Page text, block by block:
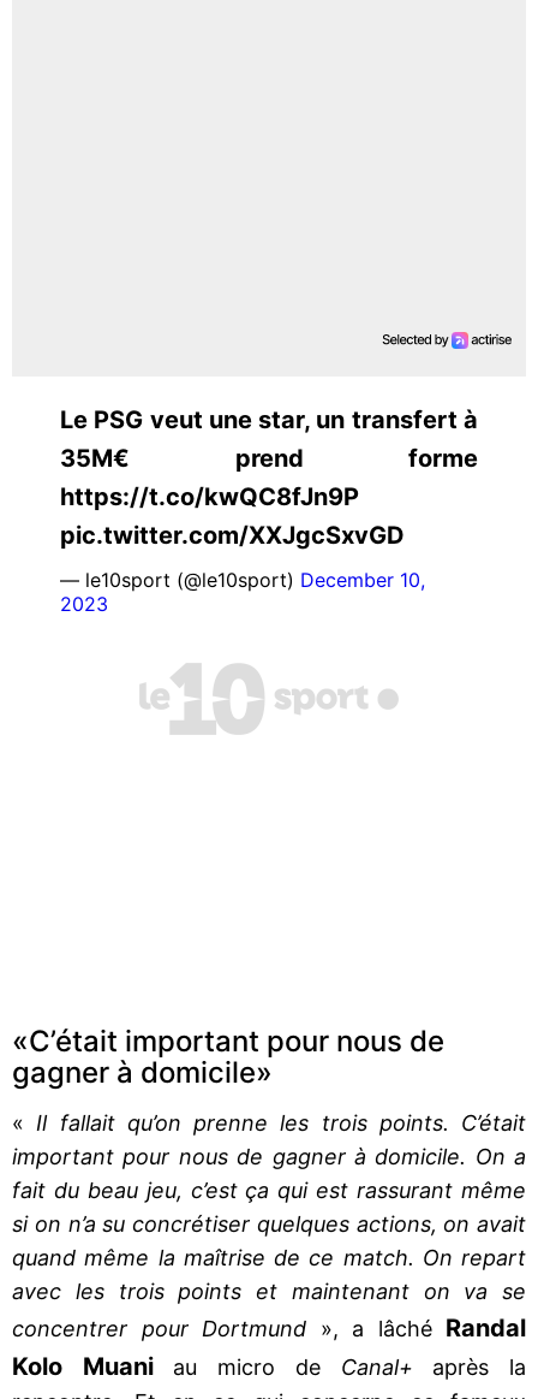
Le PSG veut une star, un transfert à
35M€ prend forme
https://t.co/kwQC8fJn9P
pic.twitter.com/XXJgcSxvGD
— le10sport (@le10sport) December 10,
2023
«C’était important pour nous de
gagner à domicile»
« Il fallait qu’on prenne les trois points. C’était
important pour nous de gagner à domicile. On a
fait du beau jeu, c’est ça qui est rassurant même
si on n’a su concrétiser quelques actions, on avait
quand même la maîtrise de ce match. On repart
avec les trois points et maintenant on va se
concentrer pour Dortmund », a lâché Randal
Kolo Muaniau micro de Canal+ après la